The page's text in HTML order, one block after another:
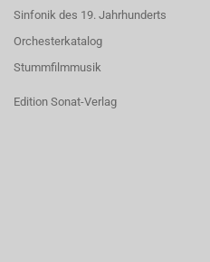
Sinfonik des 19. Jahrhunderts
Orchesterkatalog
Stummfilmmusik
Edition Sonat-Verlag